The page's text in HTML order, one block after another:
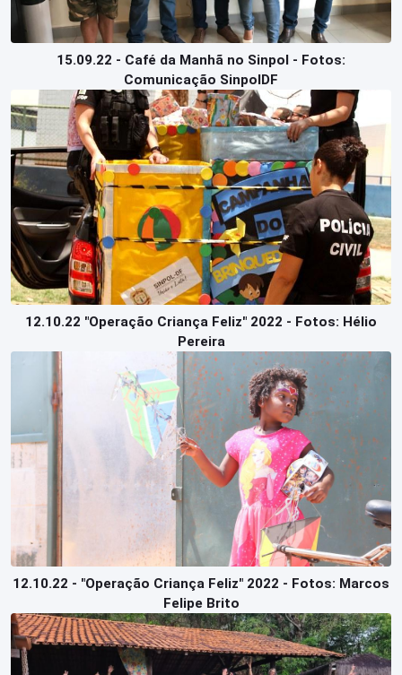
15.09.22 - Café da Manhã no Sinpol - Fotos:
Comunicação SinpolDF
12.10.22 "Operação Criança Feliz" 2022 - Fotos: Hélio
Pereira
12.10.22 - "Operação Criança Feliz" 2022 - Fotos: Marcos
Felipe Brito